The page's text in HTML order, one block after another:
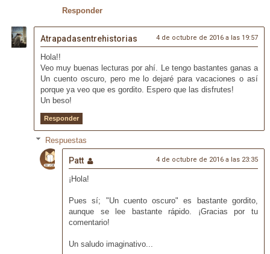
Responder
Atrapadasentrehistorias 4 de octubre de 2016 a las 19:57
Hola!!
Veo muy buenas lecturas por ahí. Le tengo bastantes ganas a
Un cuento oscuro, pero me lo dejaré para vacaciones o así
porque ya veo que es gordito. Espero que las disfrutes!
Un beso!
Responder
Respuestas
Patt 4 de octubre de 2016 a las 23:35
¡Hola!
Pues sí; "Un cuento oscuro" es bastante gordito,
aunque se lee bastante rápido. ¡Gracias por tu
comentario!
Un saludo imaginativo...